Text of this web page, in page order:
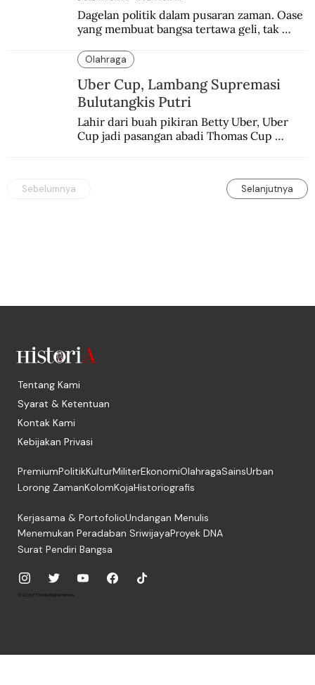
Dagelan politik dalam pusaran zaman. Oase
yang membuat bangsa tertawa geli, tak
Olahraga
Uber Cup, Lambang Supremasi
Bulutangkis Putri
Lahir dari buah pikiran Betty Uber, Uber
Cup jadi pasangan abadi Thomas Cup
Sebelumnya Selanjutnya
Tentang Kami
Syarat & Ketentuan
Kontak Kami
Kebijakan Privasi
PremiumPolitikKulturMiliterEkonomiOlahragaSainsUrban
Lorong ZamanKolomKojaHistoriografis
Kerjasama & PortofolioUndangan Menulis
Menemukan Peradaban SriwijayaProyek DNA
Surat Pendiri Bangsa
© 2026, PT. Media Digital Historia.